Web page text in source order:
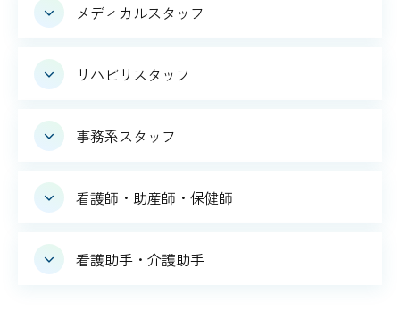
メディカルスタッフ
リハビリスタッフ
事務系スタッフ
看護師・助産師・保健師
看護助手・介護助手